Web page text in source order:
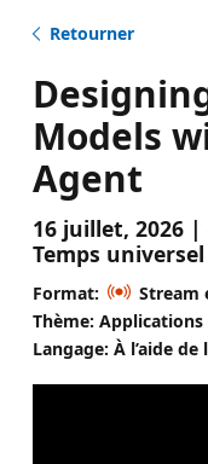
Retourner
Models
Agent
16 juillet, 2026 |
Temps
Format:
Stream
Thème: Applications
Langage: À l’aide